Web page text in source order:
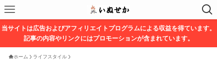
当サイトは広告およびアフィリエイトプログラムによる収益を得ています。
記事の内容やリンクにはプロモーションが含まれています。
ホーム ライフスタイル